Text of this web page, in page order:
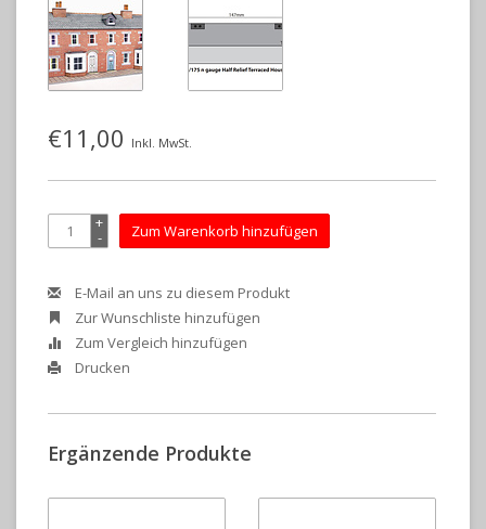
€11,00 Inkl. MwSt.
+
- Zum Warenkorb hinzufügen
E-Mail an uns zu diesem Produkt
Zur Wunschliste hinzufügen
Zum Vergleich hinzufügen
Drucken
Ergänzende Produkte